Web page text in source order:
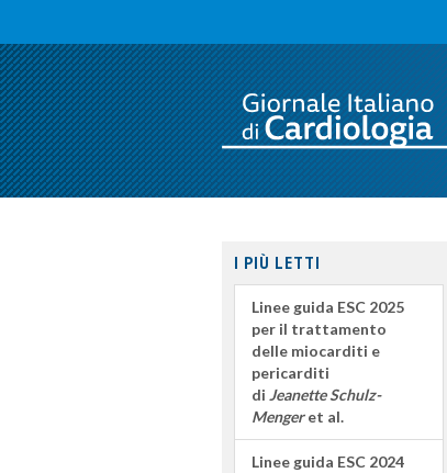
I PIÙ LETTI
Linee guida ESC 2025
per il trattamento
delle miocarditi e
pericarditi
di Jeanette Schulz-
Mengeret al.
Linee guida ESC 2024